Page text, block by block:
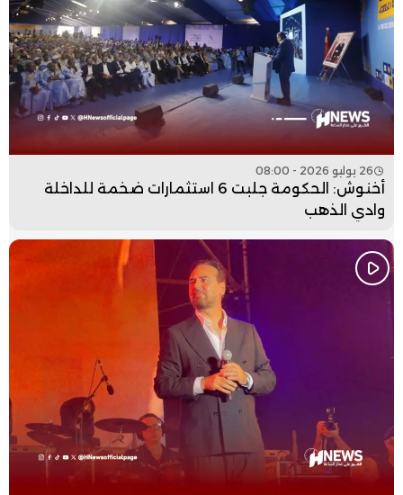
26 يوليو 2026 - 08:00
أخنوش: الحكومة جلبت 6 استثمارات ضخمة للداخلة
وادي الذهب